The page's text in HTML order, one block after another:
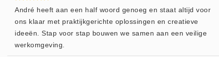
Algemene Voorwaarden
Vacatures
Winkel
André heeft aan een half woord genoeg en staat altijd voor
ons klaar met praktijkgerichte oplossingen en creatieve
ideeën. Stap voor stap bouwen we samen aan een veilige
werkomgeving.